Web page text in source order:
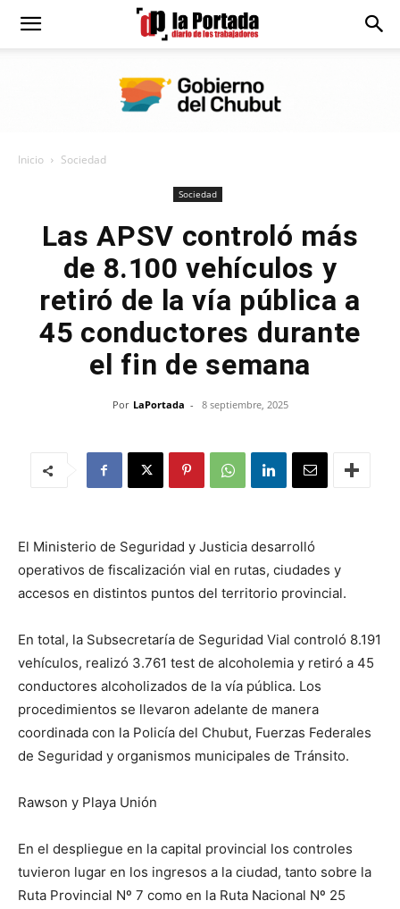
Diario
Inicio Sociedad
Sociedad
Las APSV controló más
de 8.100 vehículos y
retiró de la vía pública a
45 conductores durante
el fin de semana
Por LaPortada - 8 septiembre, 2025
El Ministerio de Seguridad y Justicia desarrolló
operativos de fiscalización vial en rutas, ciudades y
accesos en distintos puntos del territorio provincial.
En total, la Subsecretaría de Seguridad Vial controló 8.191
vehículos, realizó 3.761 test de alcoholemia y retiró a 45
conductores alcoholizados de la vía pública. Los
procedimientos se llevaron adelante de manera
coordinada con la Policía del Chubut, Fuerzas Federales
de Seguridad y organismos municipales de Tránsito.
Rawson y Playa Unión
En el despliegue en la capital provincial los controles
tuvieron lugar en los ingresos a la ciudad, tanto sobre la
Ruta Provincial Nº 7 como en la Ruta Nacional Nº 25